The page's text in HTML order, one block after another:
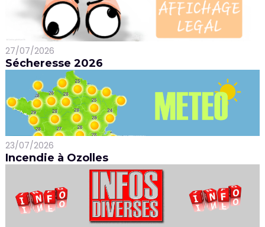
27/07/2026
Sécheresse 2026
23/07/2026
Incendie à Ozolles